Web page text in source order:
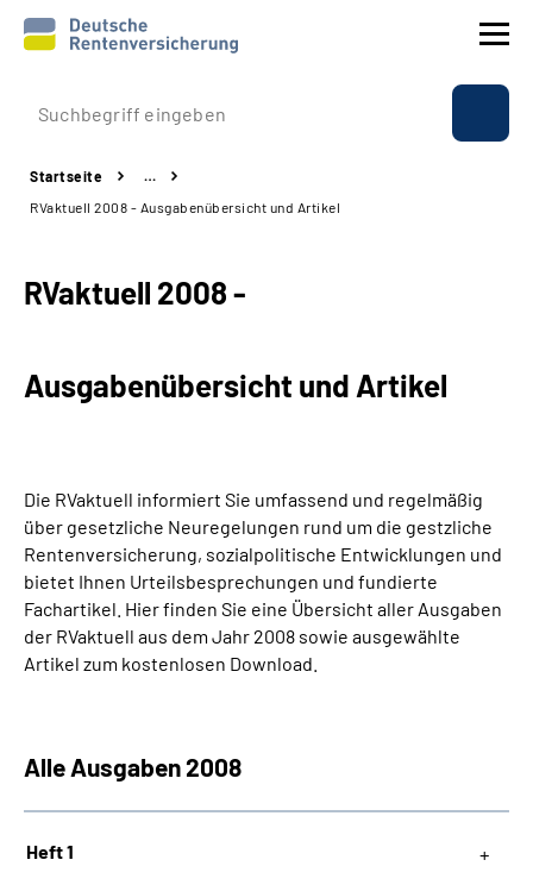
Prävention
Reha
Experten
Online-Services
Suche
Language
Leichte Sprache
Startseite
…
RVaktuell 2008 - Ausgabenübersicht und Artikel
RVaktuell 2008 -
Ausgabenübersicht und Artikel
Die RVaktuell informiert Sie umfassend und regelmäßig
über gesetzliche Neuregelungen rund um die gestzliche
Rentenversicherung, sozialpolitische Entwicklungen und
bietet Ihnen Urteilsbesprechungen und fundierte
Fachartikel. Hier finden Sie eine Übersicht aller Ausgaben
der RVaktuell aus dem Jahr 2008 sowie ausgewählte
Artikel zum kostenlosen Download.
Alle Ausgaben 2008
Heft 1